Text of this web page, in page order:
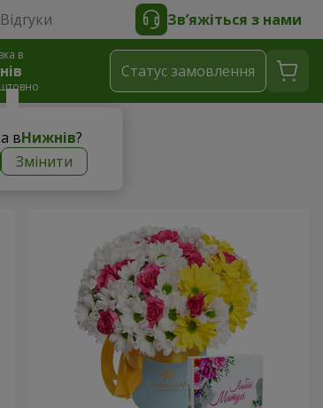
Відгуки Зв’яжіться з нами
в
вНижнів?
Змінити
Статус замовлення